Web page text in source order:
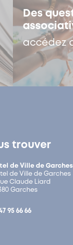
Des
accédez
trouver
de Ville de Garches
de Ville de Garches
Claude Liard
Garches
95 66 66